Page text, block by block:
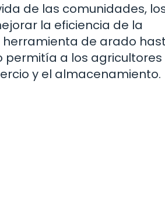
de las comunidades,
la eficiencia de la
de arado
permitía a los agricultores
y el almacenamiento.